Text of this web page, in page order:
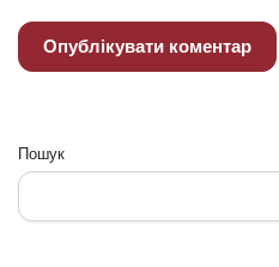
Пошук